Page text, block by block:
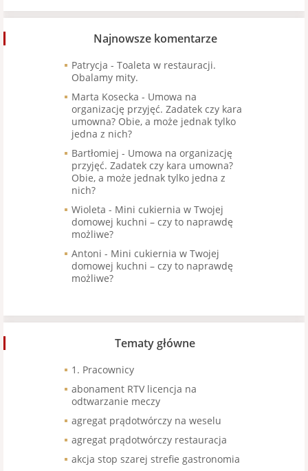
Najnowsze komentarze
Patrycja - Toaleta w restauracji.
Obalamy mity.
Marta Kosecka - Umowa na
organizację przyjęć. Zadatek czy kara
umowna? Obie, a może jednak tylko
jedna z nich?
Bartłomiej - Umowa na organizację
przyjęć. Zadatek czy kara umowna?
Obie, a może jednak tylko jedna z
nich?
Wioleta - Mini cukiernia w Twojej
domowej kuchni – czy to naprawdę
możliwe?
Antoni - Mini cukiernia w Twojej
domowej kuchni – czy to naprawdę
możliwe?
Tematy główne
1. Pracownicy
abonament RTV licencja na
odtwarzanie meczy
agregat prądotwórczy na weselu
agregat prądotwórczy restauracja
akcja stop szarej strefie gastronomia